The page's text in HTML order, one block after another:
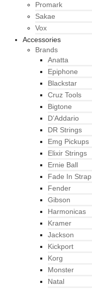
Promark
Sakae
Vox
Accessories
Brands
Anatta
Epiphone
Blackstar
Cruz Tools
Bigtone
D’Addario
DR Strings
Emg Pickups
Elixir Strings
Ernie Ball
Fade In Strap
Fender
Gibson
Harmonicas
Kramer
Jackson
Kickport
Korg
Monster
Natal